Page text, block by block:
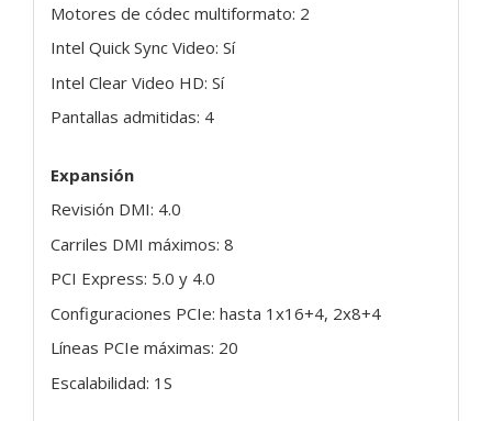
Motores de códec multiformato: 2
Intel Quick Sync Video: Sí
Intel Clear Video HD: Sí
Pantallas admitidas: 4
Expansión
Revisión DMI: 4.0
Carriles DMI máximos: 8
PCI Express: 5.0 y 4.0
Configuraciones PCIe: hasta 1x16+4, 2x8+4
Líneas PCIe máximas: 20
Escalabilidad: 1S